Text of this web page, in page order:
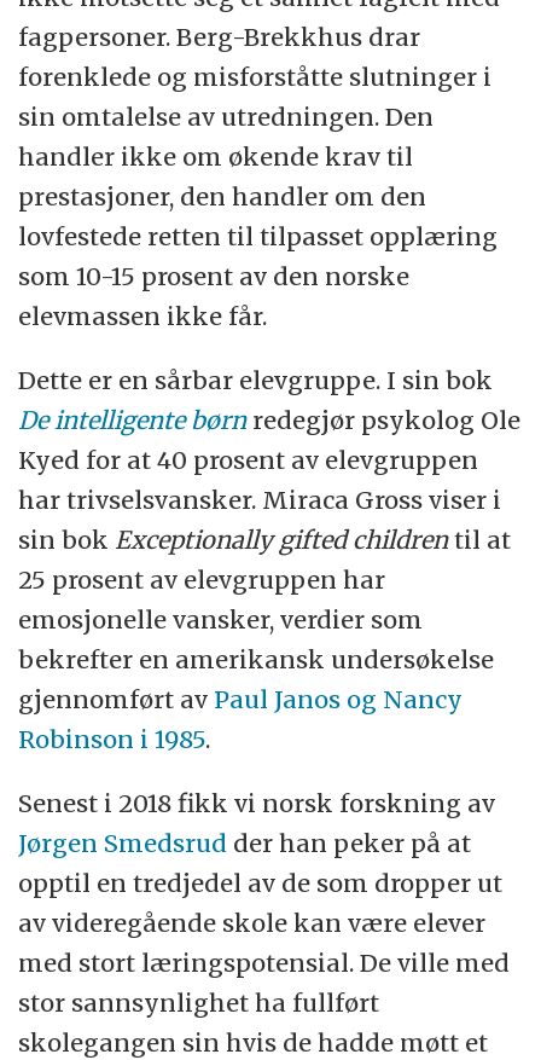
fagpersoner. Berg-Brekkhus drar
forenklede og misforståtte slutninger i
sin omtalelse av utredningen. Den
handler ikke om økende krav til
prestasjoner, den handler om den
lovfestede retten til tilpasset opplæring
som 10-15 prosent av den norske
elevmassen ikke får.
Dette er en sårbar elevgruppe. I sin bok
De intelligente børnredegjør psykolog Ole
Kyed for at 40 prosent av elevgruppen
har trivselsvansker. Miraca Gross viser i
sin bok Exceptionally gifted childrentil at
25 prosent av elevgruppen har
emosjonelle vansker, verdier som
bekrefter en amerikansk undersøkelse
gjennomført av Paul Janos og Nancy
Robinson i 1985.
Senest i 2018 fikk vi norsk forskning av
Jørgen Smedsrud der han peker på at
opptil en tredjedel av de som dropper ut
av videregående skole kan være elever
med stort læringspotensial. De ville med
stor sannsynlighet ha fullført
skolegangen sin hvis de hadde møtt et